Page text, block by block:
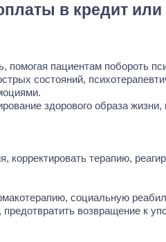
в кредит или
пациентам побороть
состояний,
здорового образа
терапию,
социальную
возвращение к